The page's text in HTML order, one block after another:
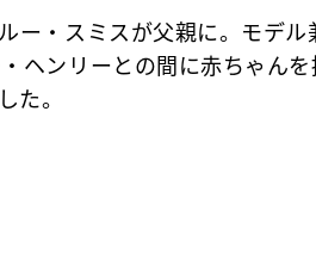
ー・スミスが父親に。モデル
ヘンリーとの間に赤ちゃんを
た。